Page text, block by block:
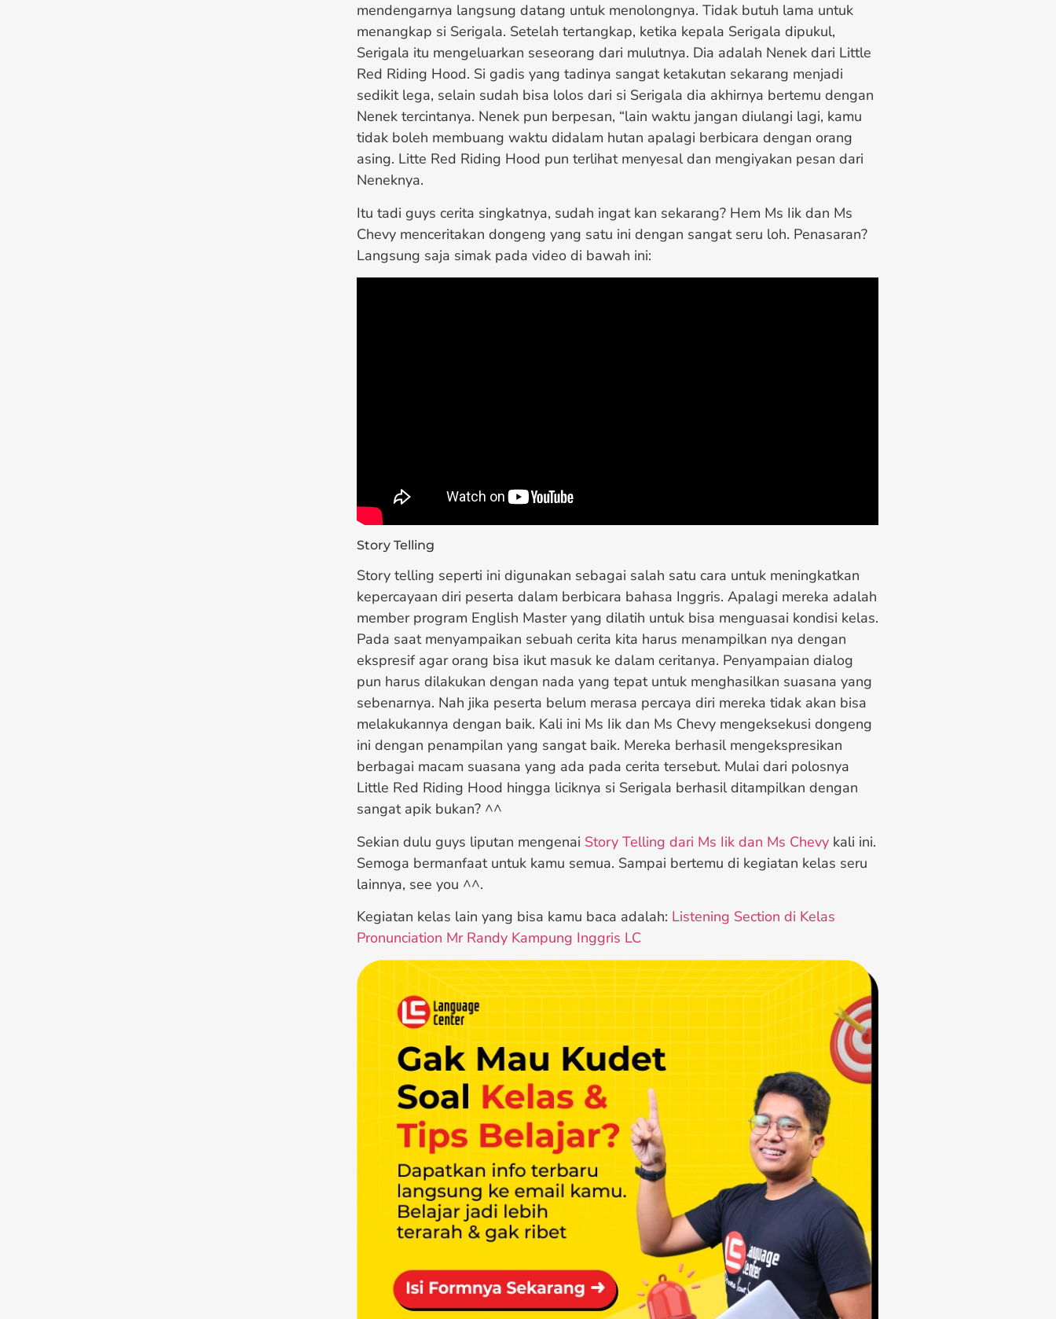
mendengarnya langsung datang untuk menolongnya. Tidak butuh lama untuk
menangkap si Serigala. Setelah tertangkap, ketika kepala Serigala dipukul,
Serigala itu mengeluarkan seseorang dari mulutnya. Dia adalah Nenek dari Little
Red Riding Hood. Si gadis yang tadinya sangat ketakutan sekarang menjadi
sedikit lega, selain sudah bisa lolos dari si Serigala dia akhirnya bertemu dengan
Nenek tercintanya. Nenek pun berpesan, “lain waktu jangan diulangi lagi, kamu
tidak boleh membuang waktu didalam hutan apalagi berbicara dengan orang
asing. Litte Red Riding Hood pun terlihat menyesal dan mengiyakan pesan dari
Neneknya.
Itu tadi guys cerita singkatnya, sudah ingat kan sekarang? Hem Ms Iik dan Ms
Chevy menceritakan dongeng yang satu ini dengan sangat seru loh. Penasaran?
Langsung saja simak pada video di bawah ini:
Story Telling
Story telling seperti ini digunakan sebagai salah satu cara untuk meningkatkan
kepercayaan diri peserta dalam berbicara bahasa Inggris. Apalagi mereka adalah
member program English Master yang dilatih untuk bisa menguasai kondisi kelas.
Pada saat menyampaikan sebuah cerita kita harus menampilkan nya dengan
ekspresif agar orang bisa ikut masuk ke dalam ceritanya. Penyampaian dialog
pun harus dilakukan dengan nada yang tepat untuk menghasilkan suasana yang
sebenarnya. Nah jika peserta belum merasa percaya diri mereka tidak akan bisa
melakukannya dengan baik. Kali ini Ms Iik dan Ms Chevy mengeksekusi dongeng
ini dengan penampilan yang sangat baik. Mereka berhasil mengekspresikan
berbagai macam suasana yang ada pada cerita tersebut. Mulai dari polosnya
Little Red Riding Hood hingga liciknya si Serigala berhasil ditampilkan dengan
sangat apik bukan? ^^
Sekian dulu guys liputan mengenai Story Telling dari Ms Iik dan Ms Chevy kali ini.
Semoga bermanfaat untuk kamu semua. Sampai bertemu di kegiatan kelas seru
lainnya, see you ^^.
Kegiatan kelas lain yang bisa kamu baca adalah: Listening Section di Kelas
Pronunciation Mr Randy Kampung Inggris LC